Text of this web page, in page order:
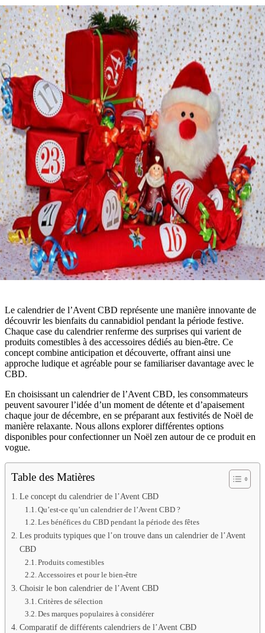
Le calendrier de l’Avent CBD représente une manière innovante de
découvrir les bienfaits du cannabidiol pendant la période festive.
Chaque case du calendrier renferme des surprises qui varient de
produits comestibles à des accessoires dédiés au bien-être. Ce
concept combine anticipation et découverte, offrant ainsi une
approche ludique et agréable pour se familiariser davantage avec le
CBD.
En choisissant un calendrier de l’Avent CBD, les consommateurs
peuvent savourer l’idée d’un moment de détente et d’apaisement
chaque jour de décembre, en se préparant aux festivités de Noël de
manière relaxante. Nous allons explorer différentes options
disponibles pour confectionner un Noël zen autour de ce produit en
vogue.
Table des Matières
Le concept du calendrier de l’Avent CBD
Qu’est-ce qu’un calendrier de l’Avent CBD ?
Les bénéfices du CBD pendant la période des fêtes
Les produits typiques que l’on trouve dans un calendrier de l’Avent
CBD
Produits comestibles
Accessoires et pour le bien-être
Choisir le bon calendrier de l’Avent CBD
Critères de sélection
Des marques populaires à considérer
Comparatif de différents calendriers de l’Avent CBD